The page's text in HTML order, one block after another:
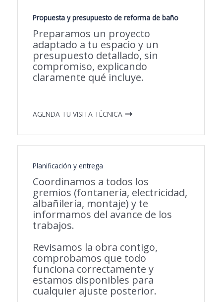
Propuesta y presupuesto de reforma de baño
Preparamos un proyecto
adaptado a tu espacio y un
presupuesto detallado, sin
compromiso, explicando
claramente qué incluye.
AGENDA TU VISITA TÉCNICA
Planificación y entrega
Coordinamos a todos los
gremios (fontanería, electricidad,
albañilería, montaje) y te
informamos del avance de los
trabajos.
Revisamos la obra contigo,
comprobamos que todo
funciona correctamente y
estamos disponibles para
cualquier ajuste posterior.